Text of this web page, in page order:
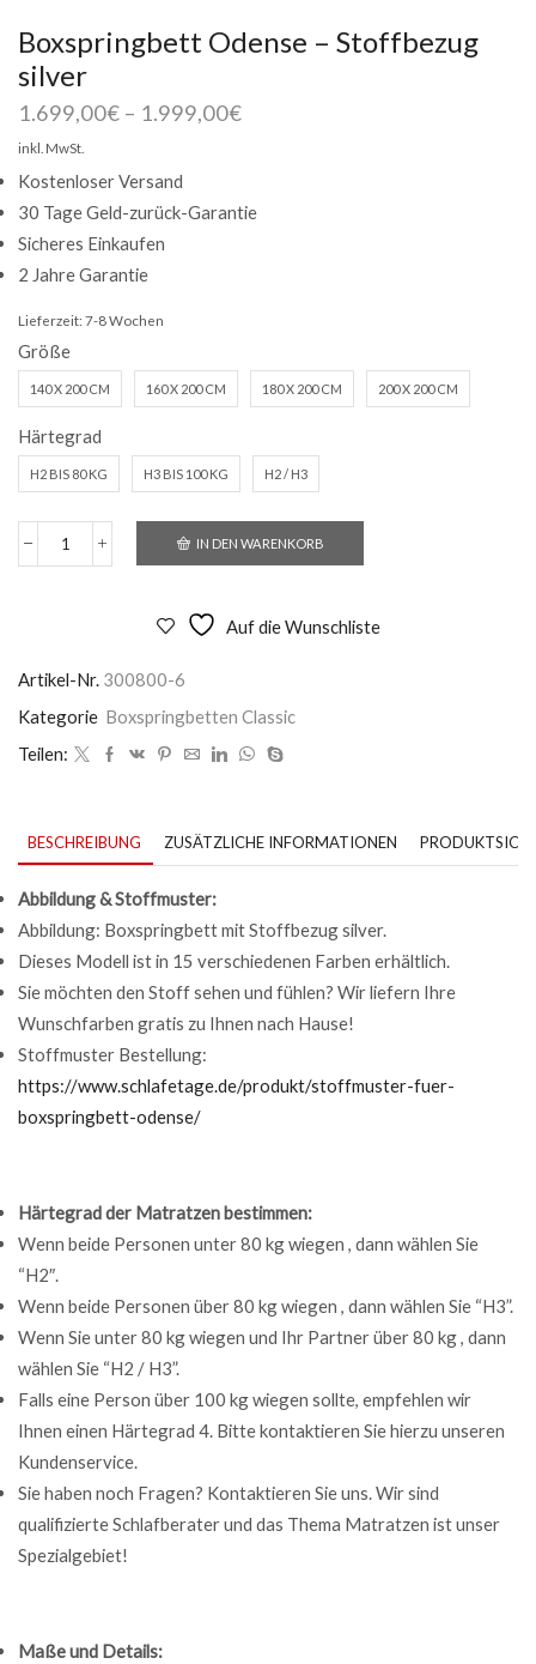
Boxspringbett Odense – Stoffbezug
silver
1.699,00€ – 1.999,00€
inkl. MwSt.
Kostenloser Versand
30 Tage Geld-zurück-Garantie
Sicheres Einkaufen
2 Jahre Garantie
Lieferzeit: 7-8 Wochen
Größe
140 X 200 CM 160 X 200 CM 180 X 200 CM 200 X 200 CM
Härtegrad
H2 BIS 80 KG H3 BIS 100 KG H2 / H3
Boxspringbett
IN DEN WARENKORB
Auf die Wunschliste
Artikel-Nr. 300800-6
Kategorie Boxspringbetten Classic
Teilen:
BESCHREIBUNG ZUSÄTZLICHE INFORMATIONEN
Abbildung & Stoffmuster:
Abbildung: Boxspringbett mit Stoffbezug silver.
Dieses Modell ist in 15 verschiedenen Farben erhältlich.
Sie möchten den Stoff sehen und fühlen? Wir liefern Ihre
Wunschfarben gratis zu Ihnen nach Hause!
Stoffmuster Bestellung:
https://www.schlafetage.de/produkt/stoffmuster-fuer-
boxspringbett-odense/
Härtegrad der Matratzen bestimmen:
Wenn beide Personen unter 80 kg wiegen , dann wählen Sie
“H2″.
Wenn beide Personen über 80 kg wiegen , dann wählen Sie “H3”.
Wenn Sie unter 80 kg wiegen und Ihr Partner über 80 kg , dann
wählen Sie “H2 / H3”.
Falls eine Person über 100 kg wiegen sollte, empfehlen wir
Ihnen einen Härtegrad 4. Bitte kontaktieren Sie hierzu unseren
Kundenservice.
Sie haben noch Fragen? Kontaktieren Sie uns. Wir sind
qualifizierte Schlafberater und das Thema Matratzen ist unser
Spezialgebiet!
Maße und Details: